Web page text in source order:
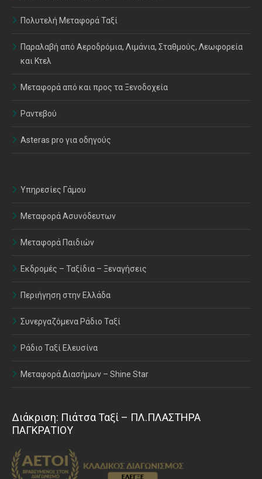
Πολυτελή Μεταφορά Ταξί
Παραλαβή από Αεροδρόμια, Λιμάνια, Σταθμούς, Λεωφορεία
και Κτελ
Μεταφορά από και προς τα Ξενοδοχεία
Ραντεβού
Asteras pro για οδηγούς
Υπηρεσίες Γάμου
Μεταφορά Ασυνόδευτων
Μεταφορά Παιδιών
Εκδρομές – Ταξίδια – Ξεναγήσεις
Περιήγηση στην Ελλάδα
Συνεργαζόμενα Ράδιο Ταξί
Ράδιο Ταξί Ελευσίνα
Μεταφορά Διασήμων – Shine Star
Διάκριση: Πιάτσα Ταξί – ΠΛ.ΠΛΑΣΤΗΡΑ
ΠΑΓΚΡΑΤΙΟΥ